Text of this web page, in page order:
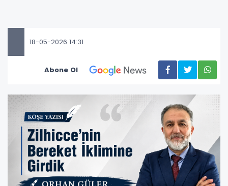
18-05-2026 14:31
Abone Ol